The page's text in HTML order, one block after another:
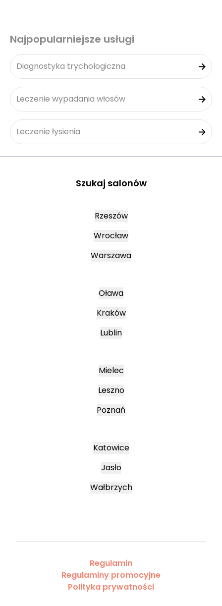
Najpopularniejsze usługi
Diagnostyka trychologiczna
Leczenie wypadania włosów
Leczenie łysienia
Szukaj salonów
Rzeszów
Wrocław
Warszawa
Oława
Kraków
Lublin
Mielec
Leszno
Poznań
Katowice
Jasło
Wałbrzych
Regulamin
Regulaminy promocyjne
Polityka prywatności